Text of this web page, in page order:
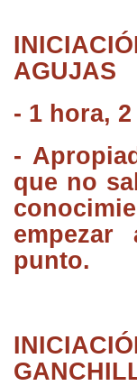
AGUJAS
- 1 hora,
-
que no
punto.